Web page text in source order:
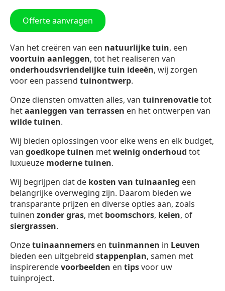
Offerte aanvragen
Van het creëren van een natuurlijke tuin, een
voortuin aanleggen, tot het realiseren van
onderhoudsvriendelijke tuin ideeën, wij zorgen
voor een passend tuinontwerp.
Onze diensten omvatten alles, van tuinrenovatietot
hetaanleggen van terrassen en het ontwerpen van
wilde tuinen.
Wij bieden oplossingen voor elke wens en elk budget,
van goedkope tuinen metweinig onderhoud tot
luxueuze moderne tuinen.
Wij begrijpen dat de kosten van tuinaanleg een
belangrijke overweging zijn. Daarom bieden we
transparante prijzen en diverse opties aan, zoals
tuinen zonder gras, met boomschors, keien, of
siergrassen.
Onzetuinaannemers en tuinmannen in Leuven
bieden een uitgebreid stappenplan, samen met
inspirerendevoorbeelden en tipsvoor uw
tuinproject.